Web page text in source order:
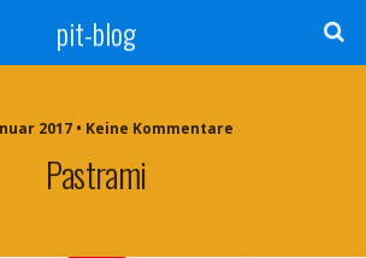
pit-blog
2017 • Keine Kommentare
Pastrami